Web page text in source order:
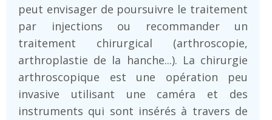
peut envisager de poursuivre le traitement
par injections ou recommander un
traitement chirurgical (arthroscopie,
arthroplastie de la hanche...). La chirurgie
arthroscopique est une opération peu
invasive utilisant une caméra et des
instruments qui sont insérés à travers de